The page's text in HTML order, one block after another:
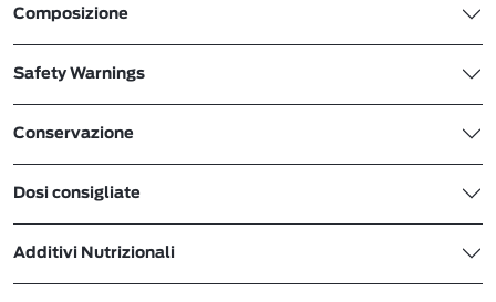
Composizione
Safety Warnings
Conservazione
Dosi consigliate
Additivi Nutrizionali